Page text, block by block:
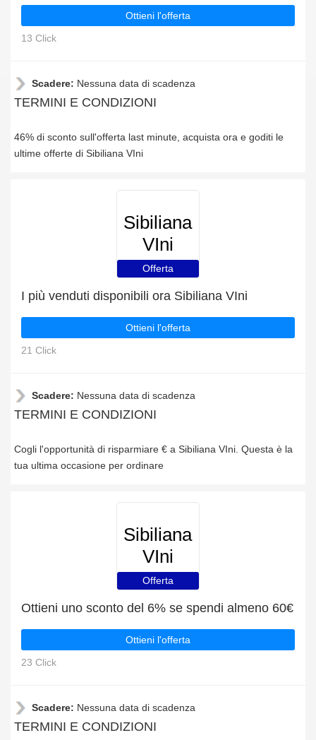
Ottieni l'offerta
13 Click
Scadere: Nessuna data di scadenza
TERMINI E CONDIZIONI
46% di sconto sull'offerta last minute, acquista ora e goditi le
ultime offerte di Sibiliana VIni
Sibiliana
VIni
Offerta
I più venduti disponibili ora Sibiliana VIni
Ottieni l'offerta
21 Click
Scadere: Nessuna data di scadenza
TERMINI E CONDIZIONI
Cogli l'opportunità di risparmiare € a Sibiliana VIni. Questa è la
tua ultima occasione per ordinare
Sibiliana
VIni
Offerta
Ottieni uno sconto del 6% se spendi almeno 60€
Ottieni l'offerta
23 Click
Scadere: Nessuna data di scadenza
TERMINI E CONDIZIONI